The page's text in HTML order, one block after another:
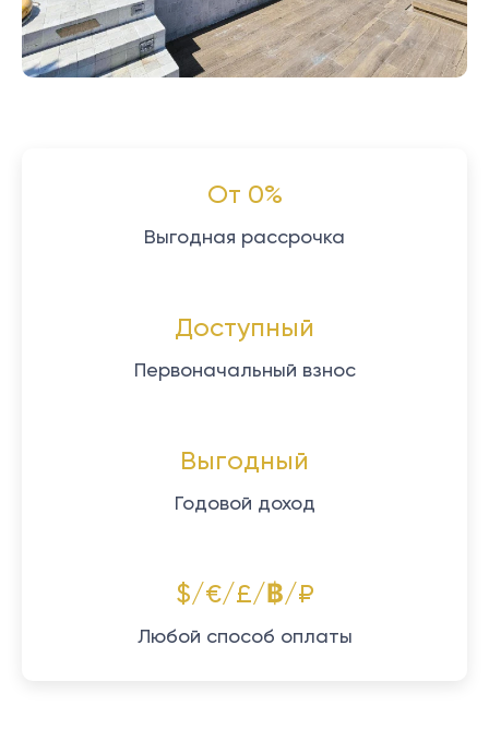
От 0%
Выгодная рассрочка
Доступный
Первоначальный взнос
Выгодный
Годовой доход
$/€/£/฿/₽
Любой способ оплаты